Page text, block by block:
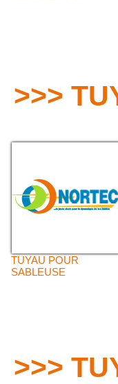
>>>
TUYAU POUR
SABLEUSE
>>>